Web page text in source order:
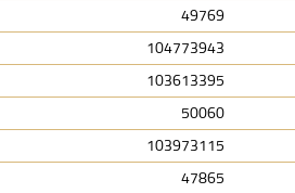
49769
104773943
103613395
50060
103973115
47865